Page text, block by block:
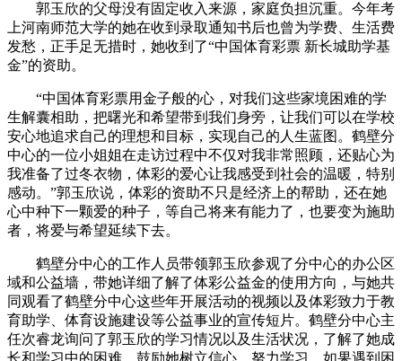
郭玉欣的父母没有固定收入来源，家庭负担沉重。今年考
上河南师范大学的她在收到录取通知书后也曾为学费、生活费
发愁，正手足无措时，她收到了“中国体育彩票 新长城助学基
金”的资助。
“中国体育彩票用金子般的心，对我们这些家境困难的学
生解囊相助，把曙光和希望带到我们身旁，让我们可以在学校
安心地追求自己的理想和目标，实现自己的人生蓝图。鹤壁分
中心的一位小姐姐在走访过程中不仅对我非常照顾，还贴心为
我准备了过冬衣物，体彩的爱心让我感受到社会的温暖，特别
感动。”郭玉欣说，体彩的资助不只是经济上的帮助，还在她
心中种下一颗爱的种子，等自己将来有能力了，也要变为施助
者，将爱与希望延续下去。
鹤壁分中心的工作人员带领郭玉欣参观了分中心的办公区
域和公益墙，带她详细了解了体彩公益金的使用方向，与她共
同观看了鹤壁分中心这些年开展活动的视频以及体彩致力于教
育助学、体育设施建设等公益事业的宣传短片。鹤壁分中心主
任次睿龙询问了郭玉欣的学习情况以及生活状况，了解了她成